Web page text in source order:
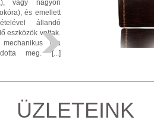
vagy nagyon
és emellett
állandó
eszközök voltak.
óra
meg. [...]
ÜZLETEINK